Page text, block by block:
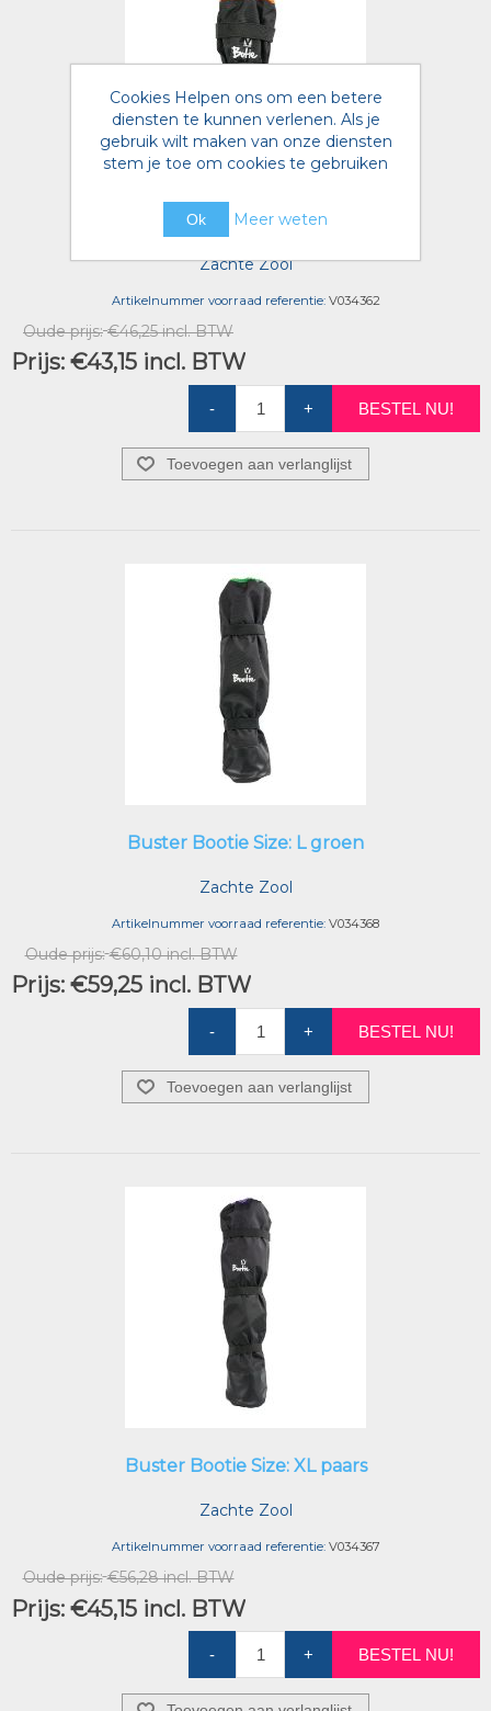
Buster Bootie Size: kort oranje
Zachte Zool
Artikelnummer voorraad referentie: V034362
Oude prijs: €46,25 incl. BTW
Prijs: €43,15 incl. BTW
- + BESTEL NU!
Toevoegen aan verlanglijst
Buster Bootie Size: L groen
Zachte Zool
Artikelnummer voorraad referentie: V034368
Oude prijs: €60,10 incl. BTW
Prijs: €59,25 incl. BTW
- + BESTEL NU!
Toevoegen aan verlanglijst
Buster Bootie Size: XL paars
Zachte Zool
Artikelnummer voorraad referentie: V034367
Oude prijs: €56,28 incl. BTW
Prijs: €45,15 incl. BTW
- + BESTEL NU!
Cookies Helpen ons om een betere
diensten te kunnen verlenen. Als je
gebruik wilt maken van onze diensten
stem je toe om cookies te gebruiken
Ok Meer weten